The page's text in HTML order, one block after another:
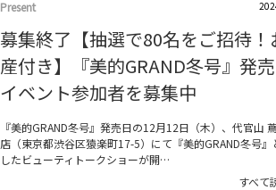
Present
募集終了【抽選で80名をご招待！
産付き】『美的GRAND冬号』発
イベント参加者を募集中
『美的GRAND冬号』発売日の12月12日（木）、代官山
店（東京都渋谷区猿楽町17-5）にて『美的GRAND冬号』
したビューティトークショーが開…
すべて